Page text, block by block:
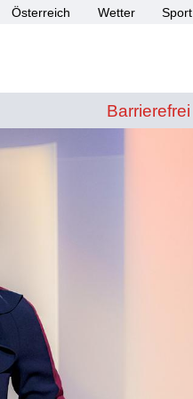
Österreich Wetter Sport
Z Barrierefrei
Barrierefrei